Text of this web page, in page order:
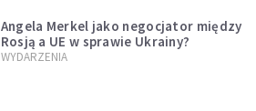
Angela Merkel jako negocjator między
Rosją a UE w sprawie Ukrainy?
WYDARZENIA